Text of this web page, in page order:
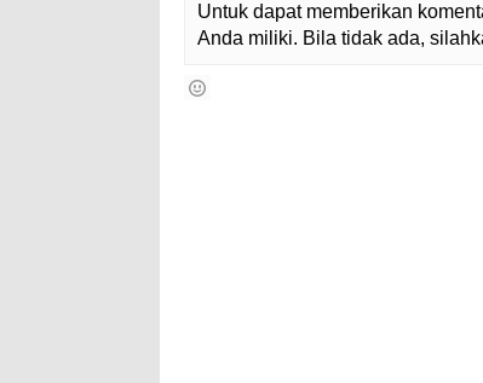
Untuk dapat memberikan
Anda miliki. Bila tidak ada,